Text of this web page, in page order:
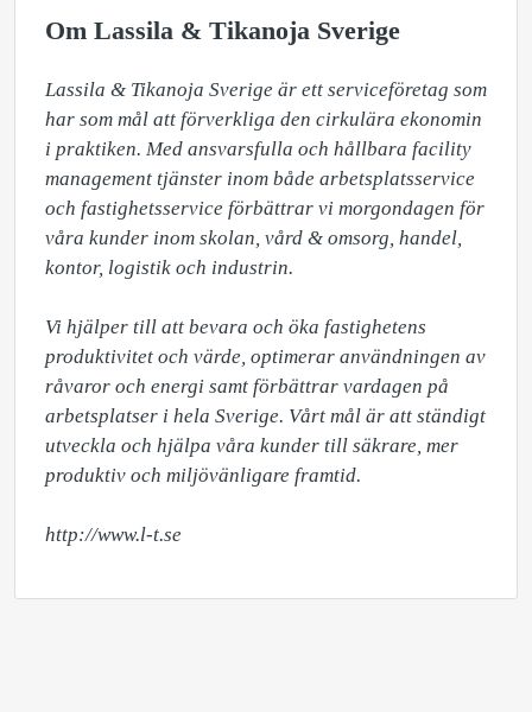
Om Lassila & Tikanoja Sverige
Lassila & Tikanoja Sverige är ett serviceföretag som
har som mål att förverkliga den cirkulära ekonomin
i praktiken. Med ansvarsfulla och hållbara facility
management tjänster inom både arbetsplatsservice
och fastighetsservice förbättrar vi morgondagen för
våra kunder inom skolan, vård & omsorg, handel,
kontor, logistik och industrin.
Vi hjälper till att bevara och öka fastighetens
produktivitet och värde, optimerar användningen av
råvaror och energi samt förbättrar vardagen på
arbetsplatser i hela Sverige. Vårt mål är att ständigt
utveckla och hjälpa våra kunder till säkrare, mer
produktiv och miljövänligare framtid.
http://www.l-t.se